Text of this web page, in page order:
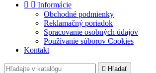
  Informácie
Obchodné podmienky
Reklamačný poriadok
Spracovanie osobných údajov
Používanie súborov Cookies
Kontakt
 Hľadať